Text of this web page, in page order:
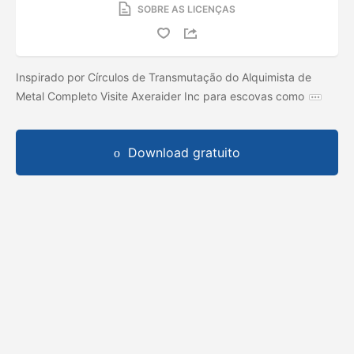
SOBRE AS LICENÇAS
Inspirado por Círculos de Transmutação do Alquimista de
Metal Completo Visite Axeraider Inc para escovas como
Download gratuito